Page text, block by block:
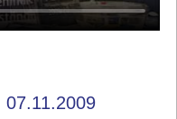
07.11.2009